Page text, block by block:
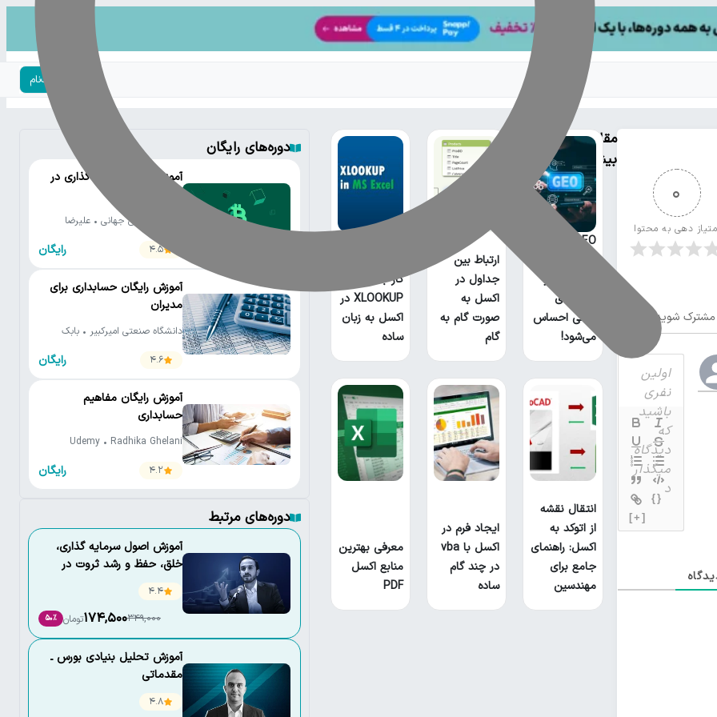
ورود | ثبت‌نام
0
دهی به محتوا
مشترک شوید
{}
[+]
مقالات
بیشتر
گوش سئو و
روش‌های
سنتی احساس
می‌شود!
ارتباط بین
جداول در
اکسل به
صورت گام به
گام
کار با تابع
XLOOKUP در
اکسل به زبان
ساده
انتقال نقشه
از اتوکد به
اکسل: راهنمای
جامع برای
مهندسین
ایجاد فرم در
اکسل با vba
در چند گام
ساده
معرفی بهترین
منابع اکسل
PDF
دوره‌های رایگان
آموزش جامع سرمایه‌گذاری در
بیت‌پین • علی جهانی • علیرضا
محمدی • کارن آهنگری • رضا
محمدپور • محسن صالح • محمد
4.5 رایگان
آموزش رایگان حسابداری برای
مدیران
دانشگاه صنعتی امیرکبیر • بابک
4.6
رایگان
آموزش رایگان مفاهیم
حسابداری
Udemy • Radhika Ghelani
4.2
رایگان
دوره‌های مرتبط
آموزش اصول سرمايه گذاری،
خلق، حفظ و رشد ثروت در
4.4
349,000
174,500تومان 50٪
آموزش تحلیل بنیادی بورس ـ
مقدماتی
4.8